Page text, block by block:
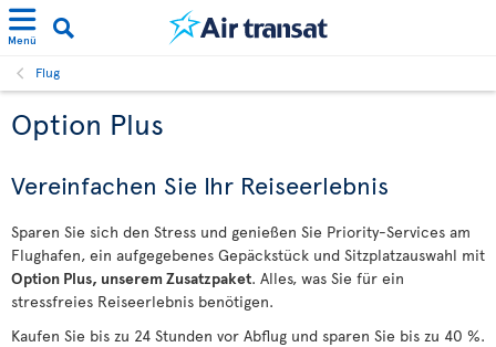
Menü
Flug
Option Plus
Vereinfachen Sie Ihr Reiseerlebnis
Sparen Sie sich den Stress und genießen Sie Priority-Services am
Flughafen, ein aufgegebenes Gepäckstück und Sitzplatzauswahl mit
Option Plus, unserem Zusatzpaket. Alles, was Sie für ein
stressfreies Reiseerlebnis benötigen.
Kaufen Sie bis zu 24 Stunden vor Abflug und sparen Sie bis zu 40 %.